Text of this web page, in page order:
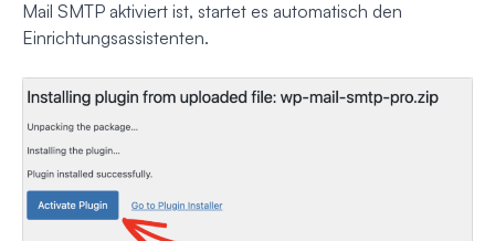
Mail SMTP aktiviert ist, startet es automatisch den
Einrichtungsassistenten.